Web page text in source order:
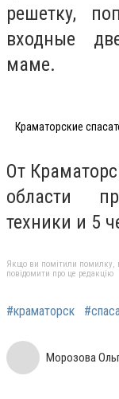
решетку,
входные
маме.
Краматорские
От
области
техники и 5
Якщо ви помітили помилку,
повідомити про це редакцію
#краматорск
Морозова